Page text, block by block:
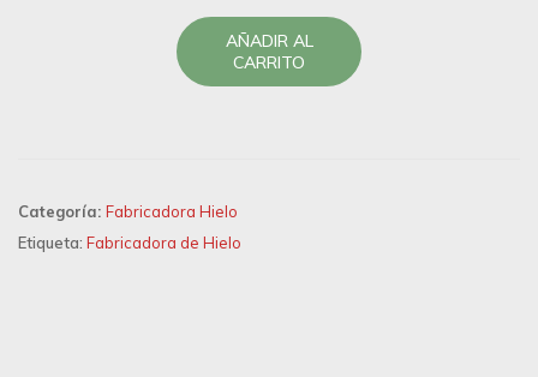
AÑADIR AL
CARRITO
Categoría: Fabricadora Hielo
Etiqueta: Fabricadora de Hielo